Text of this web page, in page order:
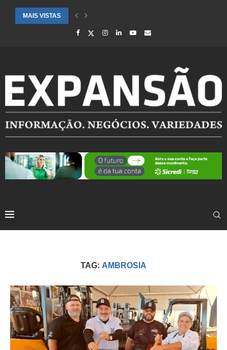
MAIS VISTAS
SAÚDE ALERTA PARA AUMENTO DE CASOS DE SÍNDROME GRIPAL
TAG: AMBROSIA